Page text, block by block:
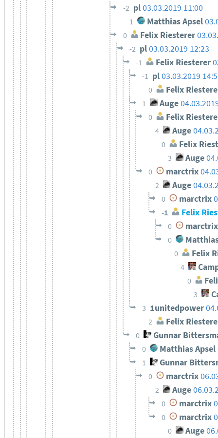
-2 pl03.03.2019 11:00
1 Matthias Apsel
0 Felix Riesterer
-2 pl03.03.2019 12:23
-1 Felix Riesterer
-1 pl03.03.2019
0 Felix
1 Auge
0 Felix
4 Auge
0 Felix
3 Auge
0 marctrix
2 Auge
0 marctrix
-1 Felix
0 marctrix
0
0 Felix
4
0
3
3 1unitedpower
2 Felix
0 Gunnar
0 Matthias Apsel
1 Gunnar
0 marctrix
2 Auge
0 marctrix
0 marctrix
0 Auge